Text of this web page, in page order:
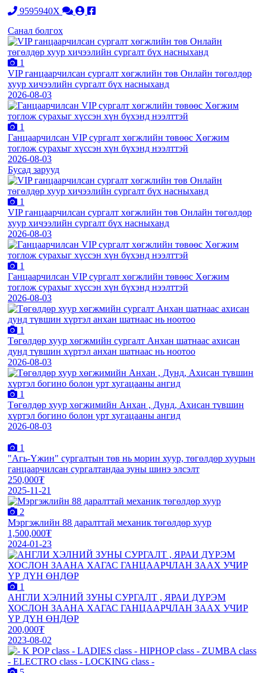
9595940X
Санал болгох
1
VIP ганцаарчилсан сургалт хөгжлийн төв Онлайн төгөлдөр
хуур хичээлийн сургалт бүх насныханд
2026-08-03
1
Ганцаарчилсан VIP сургалт хөгжлийн төвөөс Хөгжим
тоглож сурахыг хүссэн хүн бүхэнд нээлттэй
2026-08-03
Бусад зарууд
1
VIP ганцаарчилсан сургалт хөгжлийн төв Онлайн төгөлдөр
хуур хичээлийн сургалт бүх насныханд
2026-08-03
1
Ганцаарчилсан VIP сургалт хөгжлийн төвөөс Хөгжим
тоглож сурахыг хүссэн хүн бүхэнд нээлттэй
2026-08-03
1
Төгөлдөр хуур хөгжмийн сургалт Анхан шатнаас ахисан
дунд түвшин хүртэл анхан шатнаас нь ноотоо
2026-08-03
1
Төгөлдөр хуур хөгжимийн Анхан , Дунд, Ахисан түвшин
хүртэл богино болон урт хугацааны ангид
2026-08-03
1
"Агь-Үжин" сургалтын төв нь морин хуур, төгөлдөр хуурын
ганцаарчилсан сургалтандаа зуны шинэ элсэлт
250,000₮
2025-11-21
2
Мэргэжлийн 88 даралттай механик төгөлдөр хуур
1,500,000₮
2024-01-23
1
АНГЛИ ХЭЛНИЙ ЗУНЫ СУРГАЛТ , ЯРАИ ДҮРЭМ
ХОСЛОН ЗААНА ХАГАС ГАНЦААРЧЛАН ЗААХ УЧИР
ҮР ДҮН ӨНДӨР
200,000₮
2023-08-02